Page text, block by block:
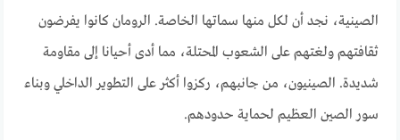
الصينية، نجد أن لكل منها سماتها الخاصة. الرومان كانوا يفرضون
ثقافتهم ولغتهم على الشعوب المحتلة، مما أدى أحيانا إلى مقاومة
شديدة. الصينيون، من جانبهم، ركزوا أكثر على التطوير الداخلي وبناء
سور الصين العظيم لحماية حدودهم.